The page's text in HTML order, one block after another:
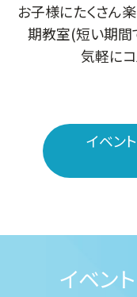
お子様にたくさん
期教室(短い期間
気軽に
イベン
イベン